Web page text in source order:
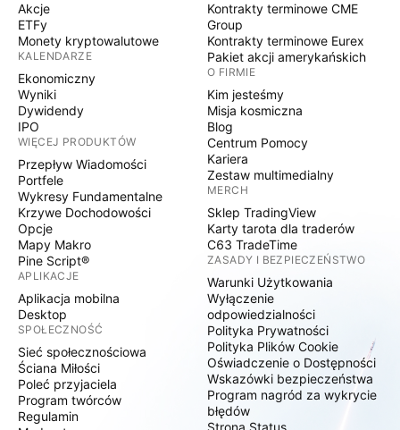
Akcje
ETFy
Monety kryptowalutowe
KALENDARZE
Ekonomiczny
Wyniki
Dywidendy
IPO
WIĘCEJ PRODUKTÓW
Przepływ Wiadomości
Portfele
Wykresy Fundamentalne
Krzywe Dochodowości
Opcje
Mapy Makro
Pine Script®
APLIKACJE
Aplikacja mobilna
Desktop
SPOŁECZNOŚĆ
Sieć społecznościowa
Ściana Miłości
Poleć przyjaciela
Program twórców
Regulamin
Kontrakty terminowe CME
Group
Kontrakty terminowe Eurex
Pakiet akcji amerykańskich
O FIRMIE
Kim jesteśmy
Misja kosmiczna
Blog
Centrum Pomocy
Kariera
Zestaw multimedialny
MERCH
Sklep TradingView
Karty tarota dla traderów
C63 TradeTime
ZASADY I BEZPIECZEŃSTWO
Warunki Użytkowania
Wyłączenie
odpowiedzialności
Polityka Prywatności
Polityka Plików Cookie
Oświadczenie o Dostępności
Wskazówki bezpieczeństwa
Program nagród za wykrycie
błędów
Strona Status